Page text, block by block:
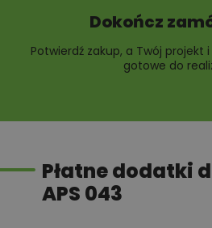
Dokończ
Potwierdź zakup, a Twój
gotowe do
Płatne dodatki
APS 043